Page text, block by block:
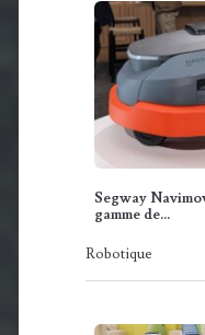
Segway
gamme de…
Robotique